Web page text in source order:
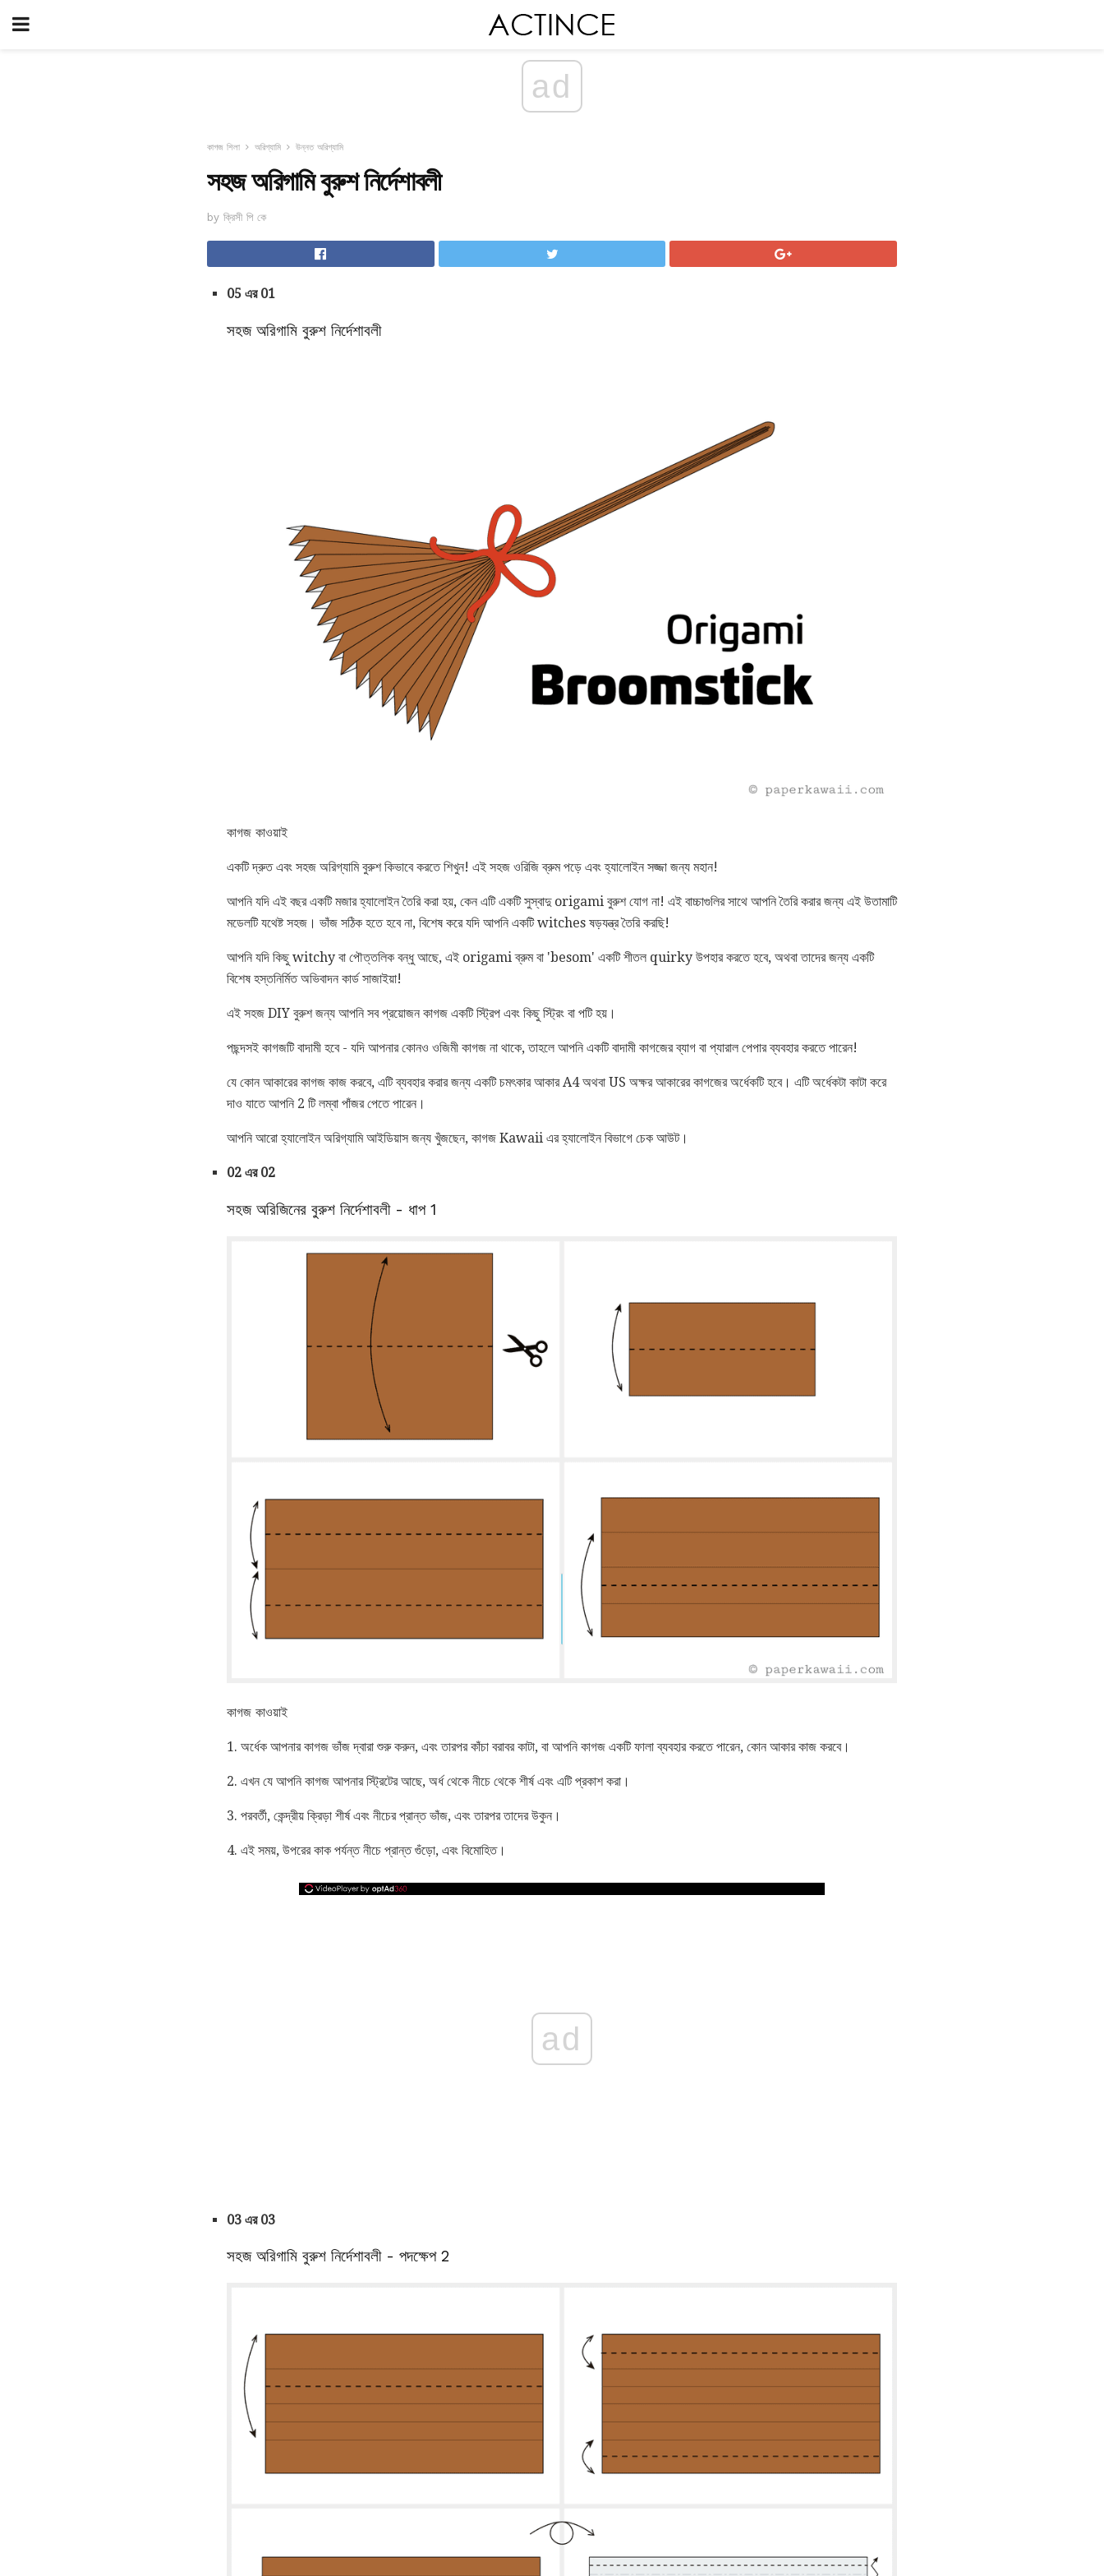
ad
কাগজ শিলা অরিগ্যামি উন্নত অরিগ্যামি
সহজ অরিগামি বুরুশ নির্দেশাবলী
by ক্রিসী পি কে
05 এর 01
সহজ অরিগামি বুরুশ নির্দেশাবলী
কাগজ কাওয়াই
একটি দ্রুত এবং সহজ অরিগ্যামি বুরুশ কিভাবে করতে শিখুন! এই সহজ ওরিজি ব্রুম পড়ে এবং হ্যালোইন সজ্জা জন্য মহান!
আপনি যদি এই বছর একটি মজার হ্যালোইন তৈরি করা হয়, কেন এটি একটি সুস্বাদু origami বুরুশ যোগ না! এই বাচ্চাগুলির সাথে আপনি তৈরি করার জন্য এই উতামাটি
মডেলটি যথেষ্ট সহজ। ভাঁজ সঠিক হতে হবে না, বিশেষ করে যদি আপনি একটি witches ষড়যন্ত্র তৈরি করছি!
আপনি যদি কিছু witchy বা পৌত্তলিক বন্ধু আছে, এই origami ব্রুম বা 'besom' একটি শীতল quirky উপহার করতে হবে, অথবা তাদের জন্য একটি
বিশেষ হস্তনির্মিত অভিবাদন কার্ড সাজাইয়া!
এই সহজ DIY বুরুশ জন্য আপনি সব প্রয়োজন কাগজ একটি স্ট্রিপ এবং কিছু স্ট্রিং বা পটি হয়।
পছন্দসই কাগজটি বাদামী হবে - যদি আপনার কোনও ওজিমী কাগজ না থাকে, তাহলে আপনি একটি বাদামী কাগজের ব্যাগ বা প্যারাল পেপার ব্যবহার করতে পারেন!
যে কোন আকারের কাগজ কাজ করবে, এটি ব্যবহার করার জন্য একটি চমৎকার আকার A4 অথবা US অক্ষর আকারের কাগজের অর্ধেকটি হবে। এটি অর্ধেকটা কাটা করে
দাও যাতে আপনি 2 টি লম্বা পাঁজর পেতে পারেন।
আপনি আরো হ্যালোইন অরিগ্যামি আইডিয়াস জন্য খুঁজছেন, কাগজ Kawaii এর হ্যালোইন বিভাগে চেক আউট।
02 এর 02
সহজ অরিজিনের বুরুশ নির্দেশাবলী - ধাপ 1
কাগজ কাওয়াই
1. অর্ধেক আপনার কাগজ ভাঁজ দ্বারা শুরু করুন, এবং তারপর কাঁচা বরাবর কাটা, বা আপনি কাগজ একটি ফালা ব্যবহার করতে পারেন, কোন আকার কাজ করবে।
2. এখন যে আপনি কাগজ আপনার স্ট্রিটের আছে, অর্ধ থেকে নীচে থেকে শীর্ষ এবং এটি প্রকাশ করা।
3. পরবর্তী, কেন্দ্রীয় ক্রিড়া শীর্ষ এবং নীচের প্রান্ত ভাঁজ, এবং তারপর তাদের উকুন।
4. এই সময়, উপরের কাক পর্যন্ত নীচে প্রান্ত গুঁড়ো, এবং বিমোহিত।
ad
03 এর 03
সহজ অরিগামি বুরুশ নির্দেশাবলী - পদক্ষেপ 2